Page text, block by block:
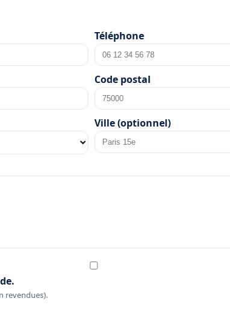
Téléphone
Code postal
Ville (optionnel)
revendues).